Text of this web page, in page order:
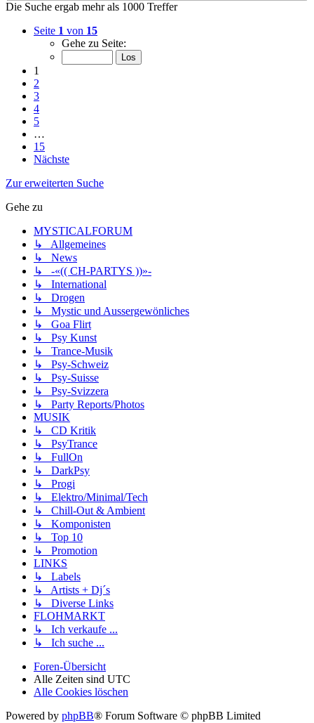
Die Suche ergab mehr als 1000 Treffer
Seite 1 von 15
Gehe zu Seite:
1
2
3
4
5
…
15
Nächste
Zur erweiterten Suche
Gehe zu
MYSTICALFORUM
↳ Allgemeines
↳ News
↳ -«(( CH-PARTYS ))»-
↳ International
↳ Drogen
↳ Mystic und Aussergewönliches
↳ Goa Flirt
↳ Psy Kunst
↳ Trance-Musik
↳ Psy-Schweiz
↳ Psy-Suisse
↳ Psy-Svizzera
↳ Party Reports/Photos
MUSIK
↳ CD Kritik
↳ PsyTrance
↳ FullOn
↳ DarkPsy
↳ Progi
↳ Elektro/Minimal/Tech
↳ Chill-Out & Ambient
↳ Komponisten
↳ Top 10
↳ Promotion
LINKS
↳ Labels
↳ Artists + Dj´s
↳ Diverse Links
FLOHMARKT
↳ Ich verkaufe ...
↳ Ich suche ...
Foren-Übersicht
Alle Zeiten sind UTC
Alle Cookies löschen
Powered by phpBB® Forum Software © phpBB Limited